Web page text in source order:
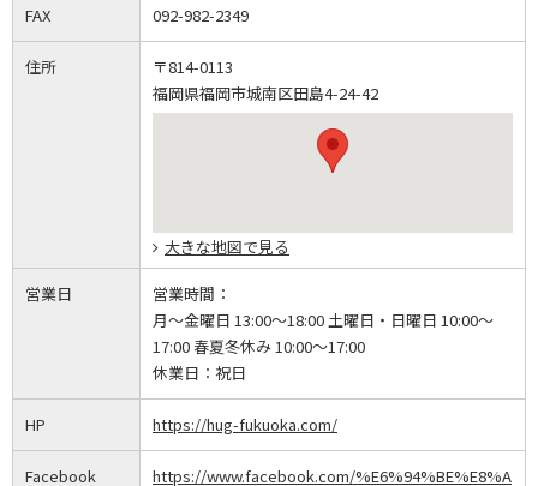
FAX 092-982-2349
住所
〒814-0113
福岡県福岡市城南区田島4-24-42
大きな地図で見る
営業日
営業時間：
月～金曜日 13:00～18:00 土曜日・日曜日 10:00～
17:00 春夏冬休み 10:00～17:00
休業日： 祝日
HP https://hug-fukuoka.com/
Facebook
https://www.facebook.com/%E6%94%BE%E8%A